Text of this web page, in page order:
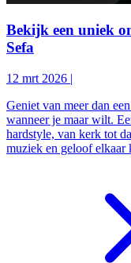
Bekijk een uniek
Sefa
12 mrt 2026 |
Geniet van meer dan
wanneer je maar wilt.
hardstyle, van kerk tot
muziek en geloof elkaar